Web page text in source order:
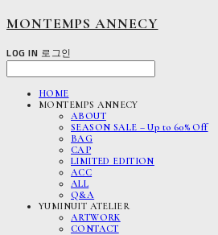
MONTEMPS ANNECY
LOG IN 로그인
HOME
MONTEMPS ANNECY
ABOUT
SEASON SALE – Up to 60% Off
BAG
CAP
LIMITED EDITION
ACC
ALL
Q&A
YUMINUIT ATELIER
ARTWORK
CONTACT